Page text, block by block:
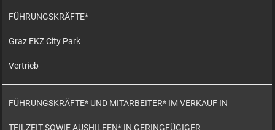
FÜHRUNGSKRÄFTE*
Graz EKZ City Park
Vertrieb
FÜHRUNGSKRÄFTE* UND MITARBEITER* IM VERKAUF IN
TEILZEIT SOWIE AUSHILFEN* IN GERINGFÜGIGER